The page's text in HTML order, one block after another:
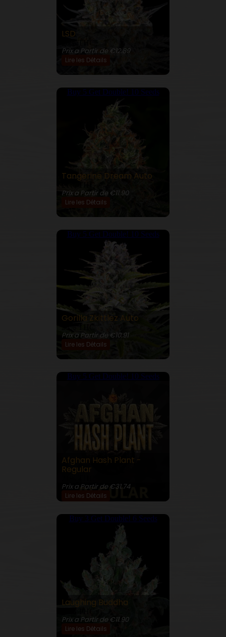
LSD
Prix a Partir de €12.89
Lire les Détails
Buy 5 Get Double! 10 Seeds
Tangerine Dream Auto
Prix a Partir de €11.90
Lire les Détails
Buy 5 Get Double! 10 Seeds
Gorilla Zkittlez Auto
Prix a Partir de €10.91
Lire les Détails
Buy 5 Get Double! 10 Seeds
Afghan Hash Plant -
Regular
Prix a Partir de €31.74
Lire les Détails
Buy 3 Get Double! 6 Seeds
Laughing Buddha
Prix a Partir de €11.90
Lire les Détails